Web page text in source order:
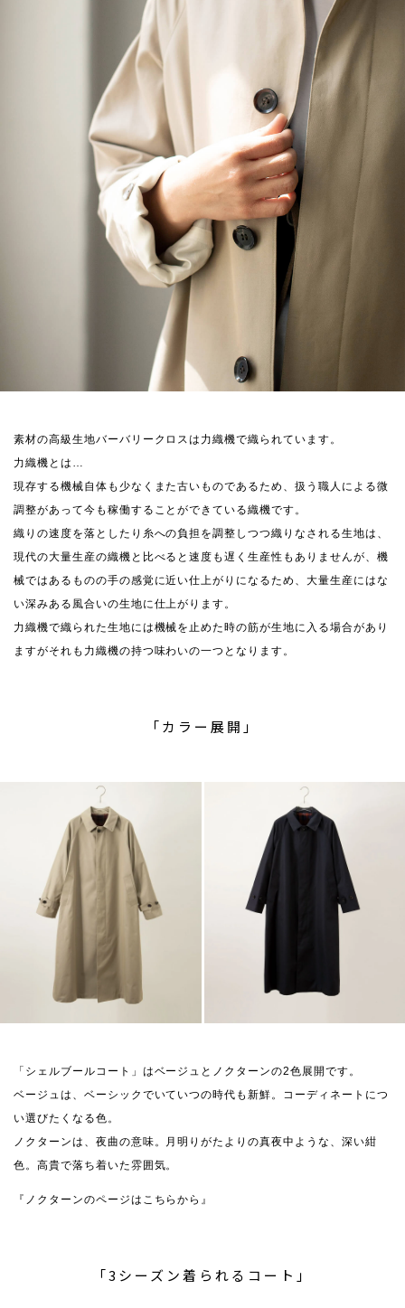
素材の高級生地バーバリークロスは力織機で織られています。
力織機とは…
現存する機械自体も少なくまた古いものであるため、扱う職人による微
調整があって今も稼働することができている織機です。
織りの速度を落としたり糸への負担を調整しつつ織りなされる生地は、
現代の大量生産の織機と比べると速度も遅く生産性もありませんが、機
械ではあるものの手の感覚に近い仕上がりになるため、大量生産にはな
い深みある風合いの生地に仕上がります。
力織機で織られた生地には機械を止めた時の筋が生地に入る場合があり
ますがそれも力織機の持つ味わいの一つとなります。
「カラー展開」
「シェルブールコート」はベージュとノクターンの2色展開です。
ベージュは、ベーシックでいていつの時代も新鮮。コーディネートにつ
い選びたくなる色。
ノクターンは、夜曲の意味。月明りがたよりの真夜中ような、深い紺
色。高貴で落ち着いた雰囲気。
『ノクターンのページはこちらから』
「3シーズン着られるコート」